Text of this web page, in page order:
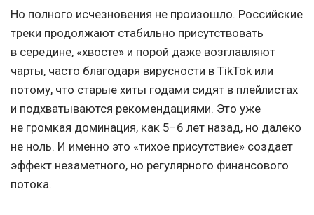
Но полного исчезновения не произошло. Российские
треки продолжают стабильно присутствовать
в середине, «хвосте» и порой даже возглавляют
чарты, часто благодаря вирусности в TikTok или
потому, что старые хиты годами сидят в плейлистах
и подхватываются рекомендациями. Это уже
не громкая доминация, как 5−6 лет назад, но далеко
не ноль. И именно это «тихое присутствие» создает
эффект незаметного, но регулярного финансового
потока.